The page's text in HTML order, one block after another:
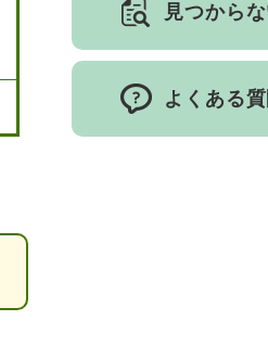
見つから
よくある